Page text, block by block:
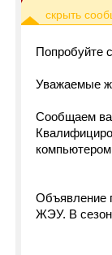
Попробуйте
Уважаемые
Сообщаем
Объявление
ЖЭУ. В сезон